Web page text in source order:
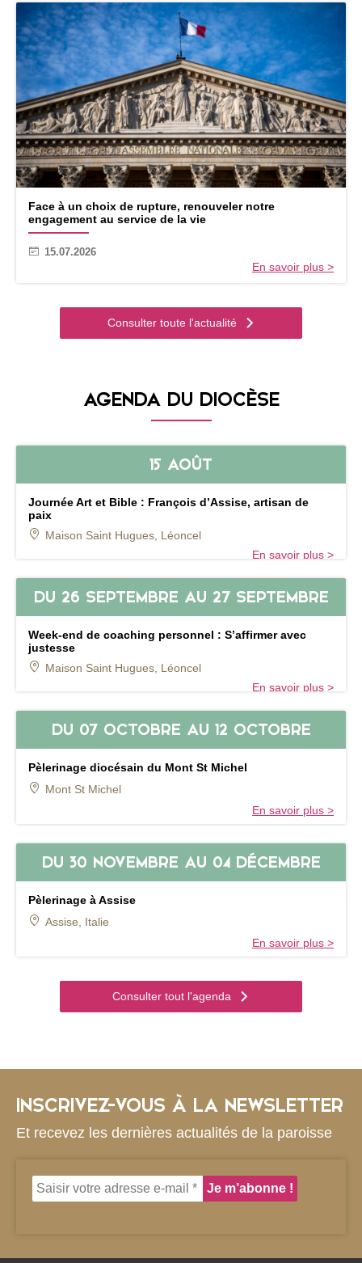
Face à un choix de rupture, renouveler notre
engagement au service de la vie
15.07.2026
En savoir plus >
Consulter toute l'actualité
AGENDA DU DIOCÈSE
15 AOÛT
Journée Art et Bible : François d’Assise, artisan de
paix
Maison Saint Hugues, Léoncel
En savoir plus >
DU 26 SEPTEMBRE AU 27 SEPTEMBRE
Week-end de coaching personnel : S’affirmer avec
justesse
Maison Saint Hugues, Léoncel
En savoir plus >
DU 07 OCTOBRE AU 12 OCTOBRE
Pèlerinage diocésain du Mont St Michel
Mont St Michel
En savoir plus >
DU 30 NOVEMBRE AU 04 DÉCEMBRE
Pèlerinage à Assise
Assise, Italie
En savoir plus >
Consulter tout l'agenda
INSCRIVEZ-VOUS À LA NEWSLETTER
Et recevez les dernières actualités de la paroisse